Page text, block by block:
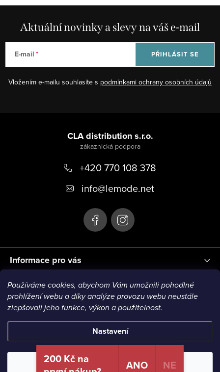
Používáme cookies, abychom Vám umožnili pohodlné
prohlížení webu a díky analýze provozu webu neustále
zlepšovali jeho funkce, výkon a použitelnost.
Nastavení
Odmítnout Souhlasím
Aktuální novinky a slevy na váš e-mail
E-mail
Vložením e-mailu souhlasíte s podmínkami ochrany osobních údajů
PŘIHLÁSIT SE
Informace pro vás
CLA distribution s.r.o.
+420 770 108 378
info@lemode.net
Blog
Copyright 2026Le Mode
200 Kč na
ANO NE